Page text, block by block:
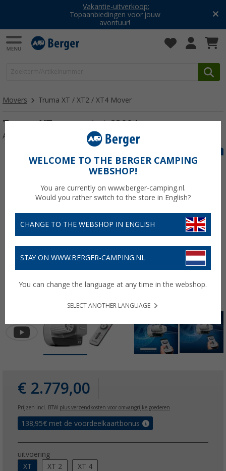
Vakantie-uitverkoop:
Topaanbiedingen voor jouw
avontuur!
Movers Truma XT / XT2 / XT4 Mover
Truma XT mover tot 2300 kg
Artikelnr: 228020
€ 2.779,00
Prijzen incl. BTW plus verzendkosten voor omvangrijke goederen
138,95€ met de voordeelkaartbonus
uitvoering
XT
XT 2 XT 4
WELCOME TO THE BERGER CAMPING
WEBSHOP!
You are currently on www.berger-camping.nl.
Would you rather switch to the store in English?
CHANGE TO THE WEBSHOP IN ENGLISH
STAY ON WWW.BERGER-CAMPING.NL
You can change the language at any time in the webshop.
SELECT ANOTHER LANGUAGE